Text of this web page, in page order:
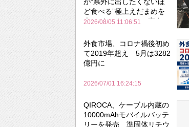
ど食べる”極上えだまめを
森のビアガーデンで実食
2026/08/05 11:06:51
外食市場、コロナ禍後初め
て2019年超え 5月は3282
億円に
2026/07/01 16:24:15
QIROCA、ケーブル内蔵の
10000mAhモバイルバッテ
リーを発売 準固体リチウ